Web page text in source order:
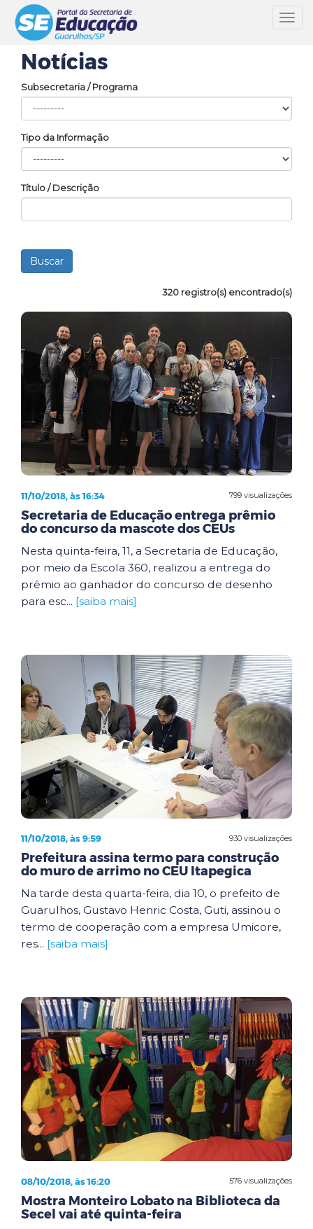
Notícias
Subsecretaria / Programa
Tipo da Informação
Título / Descrição
320 registro(s) encontrado(s)
799 visualizações
11/10/2018, às 16:34
Secretaria de Educação entrega prêmio
do concurso da mascote dos CEUs
Nesta quinta-feira, 11, a Secretaria de Educação,
por meio da Escola 360, realizou a entrega do
prêmio ao ganhador do concurso de desenho
para esc... [saiba mais]
930 visualizações
11/10/2018, às 9:59
Prefeitura assina termo para construção
do muro de arrimo no CEU Itapegica
Na tarde desta quarta-feira, dia 10, o prefeito de
Guarulhos, Gustavo Henric Costa, Guti, assinou o
termo de cooperação com a empresa Umicore,
res... [saiba mais]
576 visualizações
08/10/2018, às 16:20
Mostra Monteiro Lobato na Biblioteca da
Secel vai até quinta-feira